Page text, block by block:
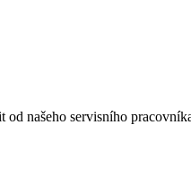
od našeho servisního